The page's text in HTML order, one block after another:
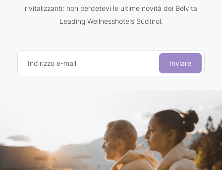
rivitalizzanti: non perdetevi le ultime novità dei Belvita
Leading Wellnesshotels Südtirol.
Indirizzo e-mail Inviare